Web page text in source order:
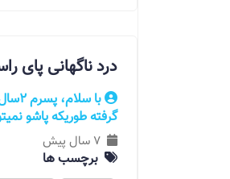
درد ناگهانی پای
با
گرفته طوریکه پاشو
7 سال پیش
برچسب ها